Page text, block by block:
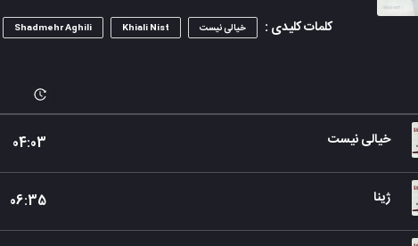
کلمات کلیدی : خیالی نیست Khiali Nist
Shadmehr Aghili
خیالی نیست 04:03
ژینا 06:35